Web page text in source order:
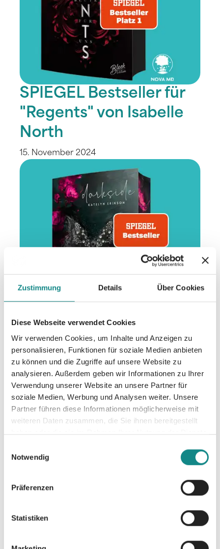
Zustimmung Details Über Cookies
Diese Webseite verwendet Cookies
Wir verwenden Cookies, um Inhalte und Anzeigen zu
personalisieren, Funktionen für soziale Medien anbieten
zu können und die Zugriffe auf unsere Website zu
analysieren. Außerdem geben wir Informationen zu Ihrer
Verwendung unserer Website an unsere Partner für
soziale Medien, Werbung und Analysen weiter. Unsere
Partner führen diese Informationen möglicherweise mit
weiteren Daten zusammen, die Sie ihnen bereitgestellt
haben oder die sie im Rahmen Ihrer Nutzung der Dienste
Notwendig
Präferenzen
Statistiken
SPIEGEL Bestseller für
"Regents" von Isabelle
North
15. November 2024
SPIEGEL Bestseller für
Katelyn Erikson
"Darkside 2"